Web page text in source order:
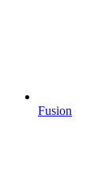
Fusion